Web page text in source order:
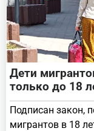
Дети
только до 18
Подписан закон,
мигрантов в 18